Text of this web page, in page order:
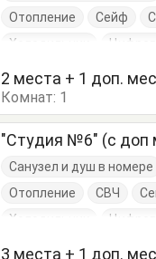
Отопление
Сейф
Холодильник
Стулья
Чайные
2 места + 1 доп.
Комнат: 1
"Студия №6" (с доп
Санузел и душ в номере
Отопление
СВЧ
Холодильник
Кровати
3 места + 1 доп.